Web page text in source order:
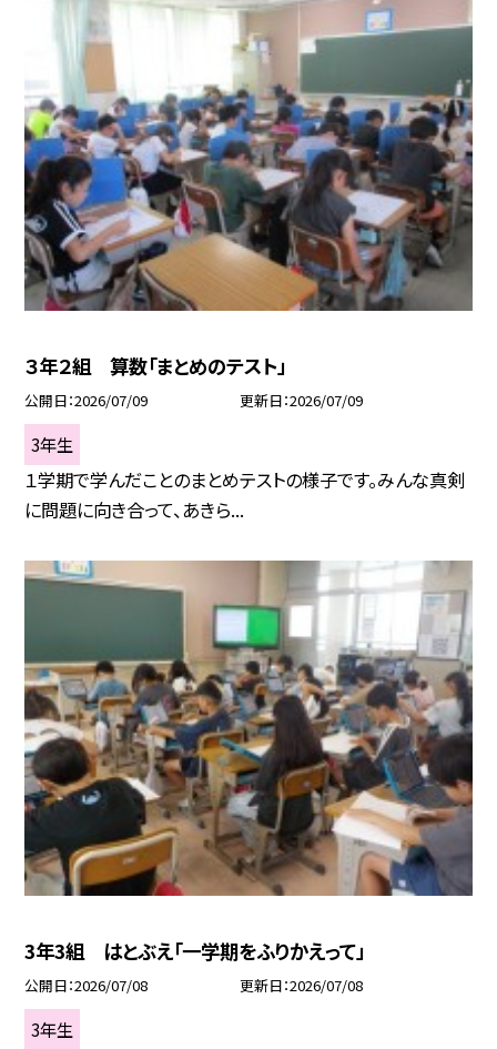
３年２組 算数「まとめのテスト」
公開日 2026/07/09 更新日 2026/07/09
3年生
１学期で学んだことのまとめテストの様子です。みんな真剣
に問題に向き合って、あきら...
3年3組 はとぶえ「一学期をふりかえって」
公開日 2026/07/08 更新日 2026/07/08
3年生